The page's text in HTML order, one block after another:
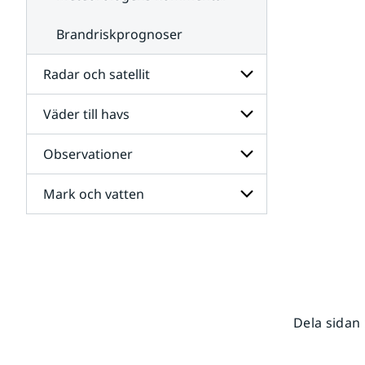
Brandriskprognoser
Radar och satellit
Undersidor
för
Radar
och
satellit
Väder till havs
Undersidor
för
Väder
till
havs
Observationer
Undersidor
för
Mark och vatten
Dela sidan